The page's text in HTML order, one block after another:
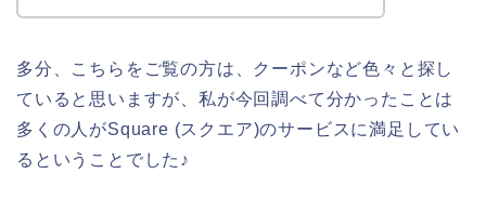
多分、こちらをご覧の方は、クーポンなど色々と探し
ていると思いますが、私が今回調べて分かったことは
多くの人がSquare (スクエア)のサービスに満足してい
るということでした♪